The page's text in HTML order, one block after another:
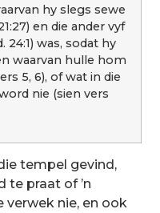
hy slegs sewe
en die ander vyf
24:1) was, sodat hy
waarvan hulle hom
5, 6), of wat in die
nie (sien vers
tempel gevind,
te praat of ’n
verwek nie, en ook